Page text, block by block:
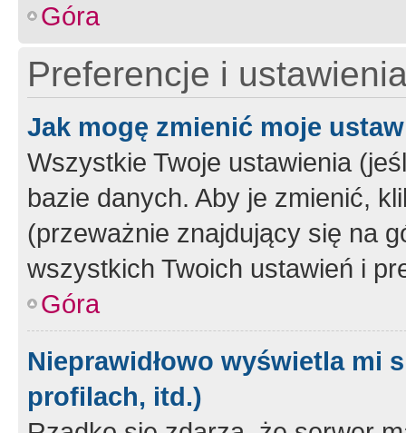
Góra
Preferencje i
Jak mogę zmienić moje
Wszystkie Twoje ustawienia
bazie danych. Aby je zmienić,
(przeważnie znajdujący się na
wszystkich Twoich ustawień i
Góra
Nieprawidłowo wyświetla mi
profilach, itd.)